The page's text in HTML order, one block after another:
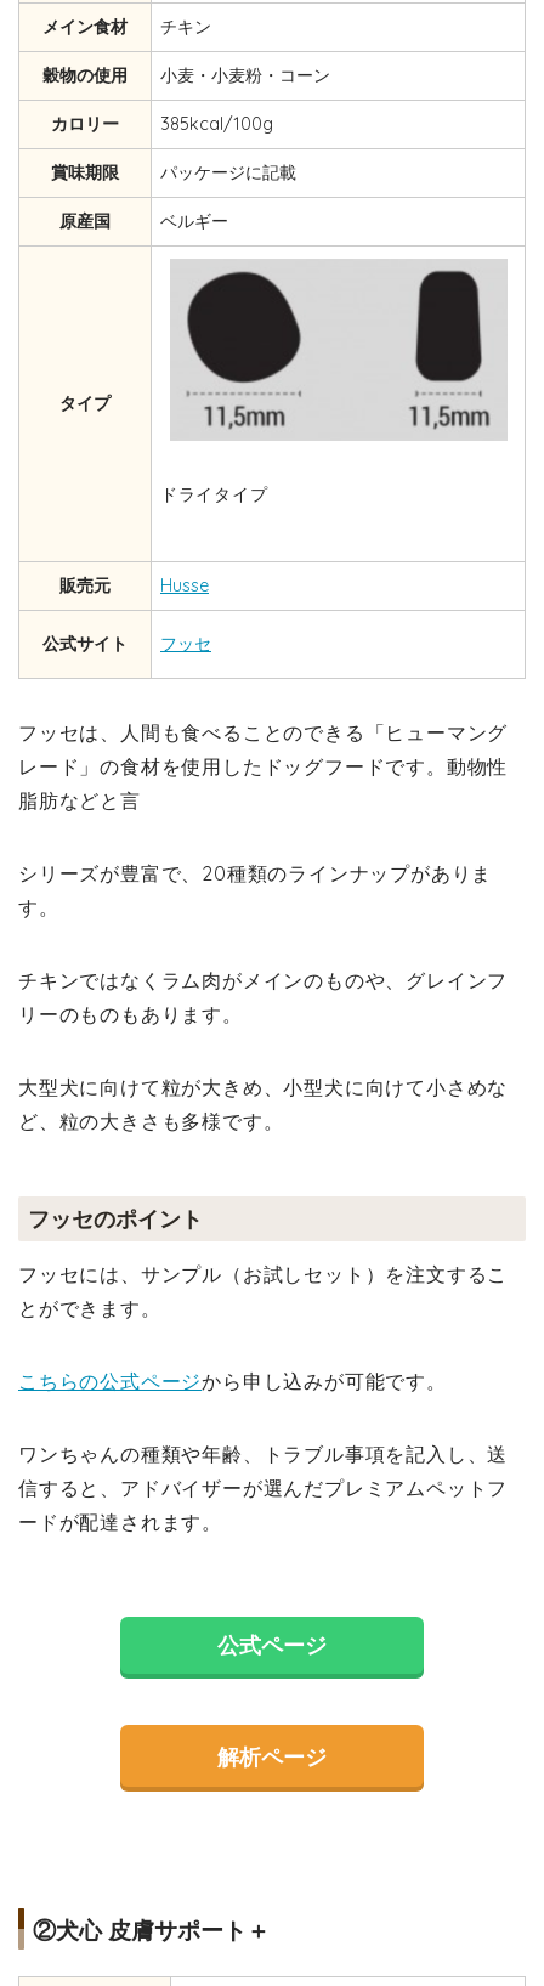
メイン食材 チキン
穀物の使用 小麦・小麦粉・コーン
カロリー 385kcal/100g
賞味期限 パッケージに記載
原産国 ベルギー
タイプ
ドライタイプ
販売元 Husse
公式サイト フッセ
フッセは、人間も食べることのできる「ヒューマング
レード」の食材を使用したドッグフードです。動物性
脂肪などと言
シリーズが豊富で、20種類のラインナップがありま
す。
チキンではなくラム肉がメインのものや、グレインフ
リーのものもあります。
大型犬に向けて粒が大きめ、小型犬に向けて小さめな
ど、粒の大きさも多様です。
フッセのポイント
フッセには、サンプル（お試しセット）を注文するこ
とができます。
こちらの公式ページから申し込みが可能です。
ワンちゃんの種類や年齢、トラブル事項を記入し、送
信すると、アドバイザーが選んだプレミアムペットフ
ードが配達されます。
公式ページ
解析ページ
②犬心 皮膚サポート＋